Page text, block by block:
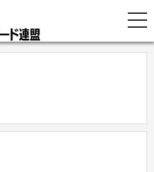
ボード